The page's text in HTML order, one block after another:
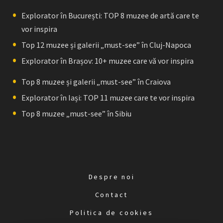
Explorator în București: TOP 8 muzee de artă care te
vor inspira
Top 12 muzee și galerii „must-see” în Cluj-Napoca
Explorator în Brașov: 10+ muzee care vă vor inspira
Top 8 muzee și galerii „must-see” în Craiova
Explorator în Iași: TOP 11 muzee care te vor inspira
Top 8 muzee „must-see” în Sibiu
Despre noi
Contact
Politica de cookies